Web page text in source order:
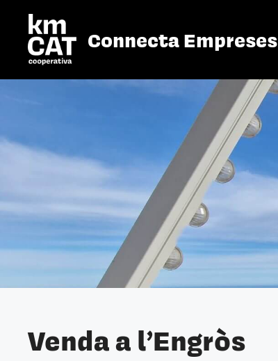
contingut
Connecta Empreses
Venda a l’Engròs